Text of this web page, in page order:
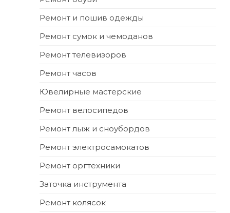
Ремонт и пошив одежды
Ремонт сумок и чемоданов
Ремонт телевизоров
Ремонт часов
Ювелирные мастерские
Ремонт велосипедов
Ремонт лыж и сноубордов
Ремонт электросамокатов
Ремонт оргтехники
Заточка инструмента
Ремонт колясок